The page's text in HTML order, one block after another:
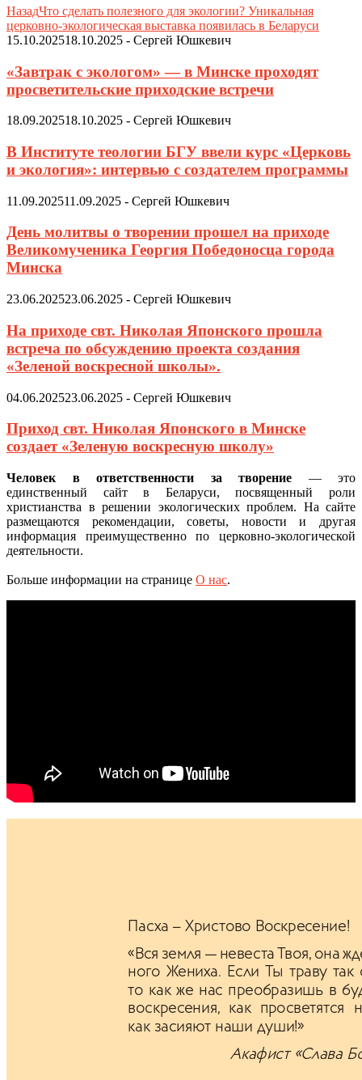
НазадЧто сделать полезного для экологии? Уникальная
церковно-экологическая выставка появилась в Беларуси
15.10.202518.10.2025 - Сергей Юшкевич
«Завтрак с экологом» — в Минске проходят
просветительские приходские встречи
18.09.202518.10.2025 - Сергей Юшкевич
В Институте теологии БГУ ввели курс «Церковь
и экология»: интервью с создателем программы
11.09.202511.09.2025 - Сергей Юшкевич
День молитвы о творении прошел на приходе
Великомученика Георгия Победоносца города
Минска
23.06.202523.06.2025 - Сергей Юшкевич
На приходе свт. Николая Японского прошла
встреча по обсуждению проекта создания
«Зеленой воскресной школы».
04.06.202523.06.2025 - Сергей Юшкевич
Приход свт. Николая Японского в Минске
создает «Зеленую воскресную школу»
Человек в ответственности за творение — это
единственный сайт в Беларуси, посвященный роли
христианства в решении экологических проблем. На сайте
размещаются рекомендации, советы, новости и другая
информация преимущественно по церковно-экологической
деятельности.
Больше информации на странице О нас.